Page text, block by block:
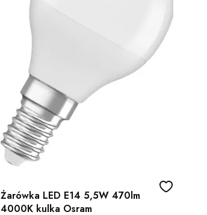
Żarówka LED E14 5,5W 470lm
4000K kulka Osram